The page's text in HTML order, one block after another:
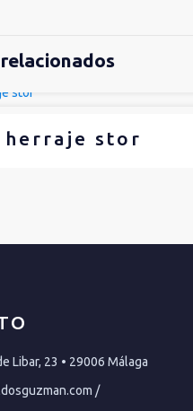
herraje stor
Libar, 23 • 29006 Málaga
/